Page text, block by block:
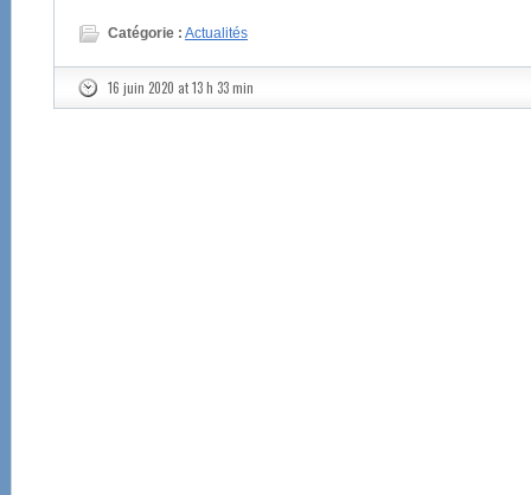
Catégorie : Actualités
16 juin 2020 at 13 h 33 min